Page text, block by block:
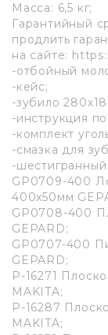
Масса: 6,5 кг;
Гарантийный
продлить
на сайте:
-отбойный
-кейс;
-зубило
-инструкция
-комплект
-смазка для
-
GP0709-400
400х50мм
GP0708-400
GEPARD;
GP0707-400
GEPARD;
P-16271
MAKITA;
P-16287
MAKITA;